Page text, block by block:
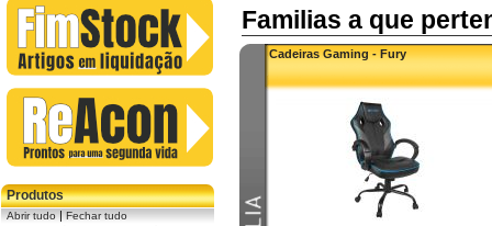
Produtos
Abrir tudo|Fechar tudo
Familias a que
Cadeiras Gaming - Fury